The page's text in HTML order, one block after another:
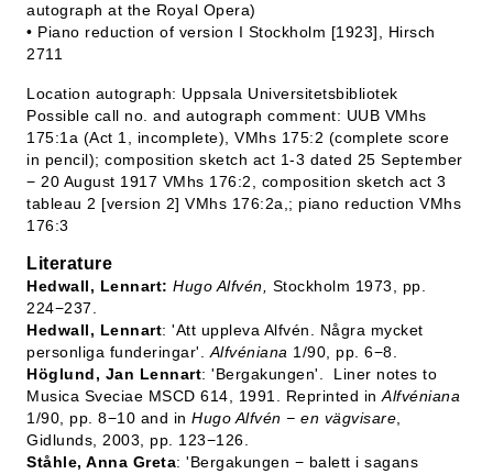
autograph at the Royal Opera)
• Piano reduction of version I Stockholm [1923], Hirsch
2711
Location autograph: Uppsala Universitetsbibliotek
Possible call no. and autograph comment: UUB VMhs
175:1a (Act 1, incomplete), VMhs 175:2 (complete score
in pencil); composition sketch act 1-3 dated 25 September
− 20 August 1917 VMhs 176:2, composition sketch act 3
tableau 2 [version 2] VMhs 176:2a,; piano reduction VMhs
176:3
Literature
Hedwall, Lennart: Hugo Alfvén,
Stockholm 1973, pp.
224−237.
Hedwall, Lennart: 'Att uppleva Alfvén. Några mycket
personliga funderingar'. Alfvéniana 1/90, pp. 6−8.
Höglund, Jan Lennart: 'Bergakungen'. Liner notes to
Musica Sveciae MSCD 614, 1991. Reprinted in Alfvéniana
1/90, pp. 8−10 and in Hugo Alfvén − en vägvisare
Gidlunds, 2003, pp. 123−126.
Ståhle, Anna Greta: 'Bergakungen − balett i sagans